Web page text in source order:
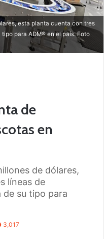
esta planta cuenta con tres
para ADM® en el país. Foto
de
en
de dólares,
líneas de
de su tipo para
3,017